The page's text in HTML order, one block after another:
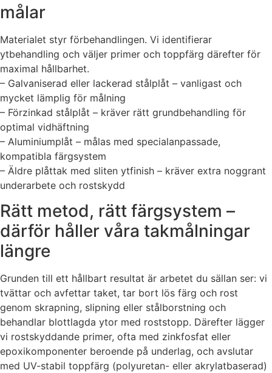
målar
Materialet styr förbehandlingen. Vi identifierar
ytbehandling och väljer primer och toppfärg därefter för
maximal hållbarhet.
– Galvaniserad eller lackerad stålplåt – vanligast och
mycket lämplig för målning
– Förzinkad stålplåt – kräver rätt grundbehandling för
optimal vidhäftning
– Aluminiumplåt – målas med specialanpassade,
kompatibla färgsystem
– Äldre plåttak med sliten ytfinish – kräver extra noggrant
underarbete och rostskydd
Rätt metod, rätt färgsystem –
därför håller våra takmålningar
längre
Grunden till ett hållbart resultat är arbetet du sällan ser: vi
tvättar och avfettar taket, tar bort lös färg och rost
genom skrapning, slipning eller stålborstning och
behandlar blottlagda ytor med roststopp. Därefter lägger
vi rostskyddande primer, ofta med zinkfosfat eller
epoxikomponenter beroende på underlag, och avslutar
med UV-stabil toppfärg (polyuretan- eller akrylatbaserad)